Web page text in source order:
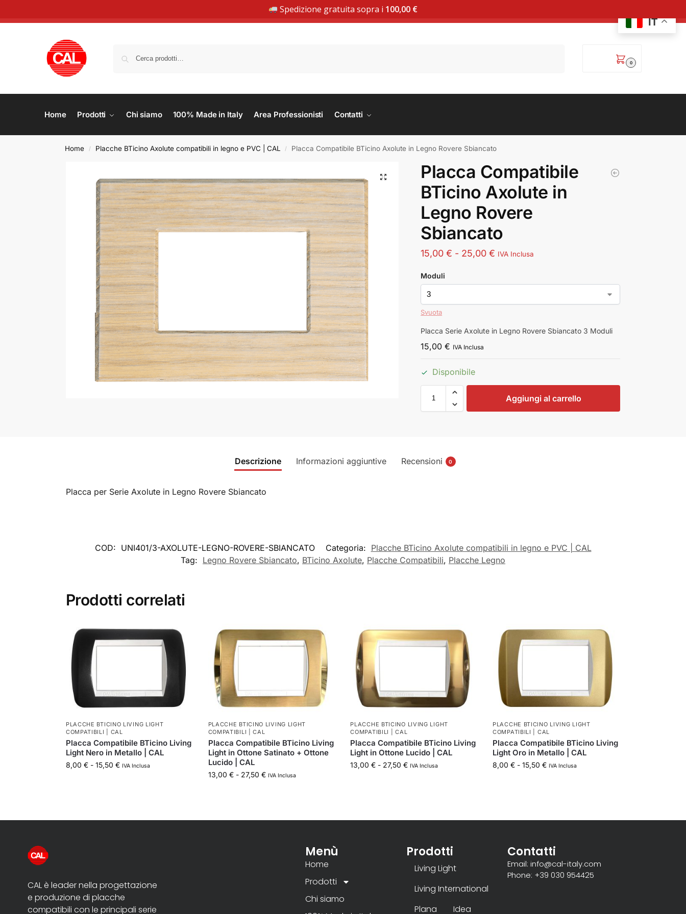
PROMO PRIMAVERA: PLANA -20% | SCOPRI LA COLLEZIONE
0
Home Prodotti Chi siamo 100% Made in Italy Area Professionisti Contatti
Home / Placche BTicino Axolute compatibili in legno e PVC | CAL / Placca Compatibile BTicino Axolute in Legno Rovere Sbiancato
Placca Compatibile
BTicino Axolute in
Legno Rovere
Sbiancato
15,00€ - 25,00€ IVA Inclusa
Moduli
Svuota
Placca Serie Axolute in Legno Rovere Sbiancato 3 Moduli
15,00€ IVA Inclusa
Disponibile
Aggiungi al carrello
Descrizione Informazioni aggiuntive Recensioni 0
Placca per Serie Axolute in Legno Rovere Sbiancato
COD: UNI401/3-AXOLUTE-LEGNO-ROVERE-SBIANCATO Categoria: Placche BTicino Axolute compatibili in legno e PVC | CAL
Tag: Legno Rovere Sbiancato, BTicino Axolute, Placche Compatibili, Placche Legno
Prodotti correlati
PLACCHE BTICINO LIVING LIGHT
COMPATIBILI | CAL
Placca Compatibile BTicino Living
Light Nero in Metallo | CAL
8,00 € - 15,50 € IVA Inclusa
PLACCHE BTICINO LIVING LIGHT
COMPATIBILI | CAL
Placca Compatibile BTicino Living
Light in Ottone Satinato + Ottone
Lucido | CAL
13,00 € - 27,50 € IVA Inclusa
PLACCHE BTICINO LIVING LIGHT
COMPATIBILI | CAL
Placca Compatibile BTicino Living
Light in Ottone Lucido | CAL
13,00€ - 27,50€ IVA Inclusa
PLACCHE BTICINO LIVING LIGHT
COMPATIBILI | CAL
Placca Compatibile BTicino Living
Light Oro in Metallo | CAL
8,00€ - 15,50€ IVA Inclusa
CAL è leader nella progettazione
e produzione di placche
compatibili con le principali serie
Menù
Home
Prodotti
Chi siamo
Prodotti
Living Light
Living International
Plana
Idea
Contatti
Email: info@cal-italy.com
Phone: +39 030 954425
IT
Spedizione gratuita sopra i 100,00 €